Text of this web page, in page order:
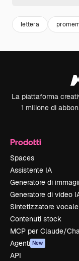
lettera
La piattaforma
1 milione di
Prodotti
Spaces
Assistente IA
Generatore di
Generatore di video
Sintetizzatore
Contenuti stock
MCP per Claude/
Agenti New
API